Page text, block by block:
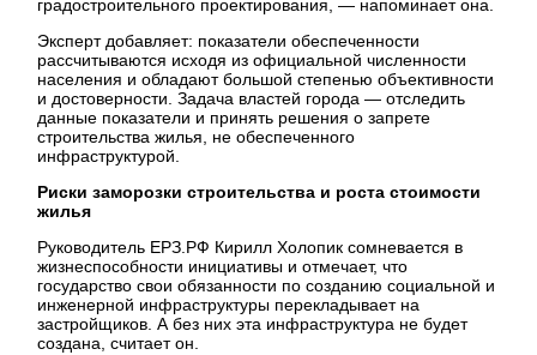
градостроительного проектирования, — напоминает она.
Эксперт добавляет: показатели обеспеченности
рассчитываются исходя из официальной численности
населения и обладают большой степенью объективности
и достоверности. Задача властей города — отследить
данные показатели и принять решения о запрете
строительства жилья, не обеспеченного
инфраструктурой.
Риски заморозки строительства и роста стоимости
жилья
Руководитель ЕРЗ.РФ Кирилл Холопик сомневается в
жизнеспособности инициативы и отмечает, что
государство свои обязанности по созданию социальной и
инженерной инфраструктуры перекладывает на
застройщиков. А без них эта инфраструктура не будет
создана, считает он.